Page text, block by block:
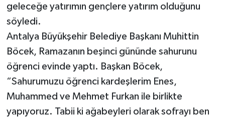
geleceğe yatırımın gençlere yatırım olduğunu
söyledi.
Antalya Büyükşehir Belediye Başkanı Muhittin
Böcek, Ramazanın beşinci gününde sahurunu
öğrenci evinde yaptı. Başkan Böcek,
“Sahurumuzu öğrenci kardeşlerim Enes,
Muhammed ve Mehmet Furkan ile birlikte
yapıyoruz. Tabii ki ağabeyleri olarak sofrayı ben
Siyaset
Sosyal medya
Spor
Teknoloji
Televizyon